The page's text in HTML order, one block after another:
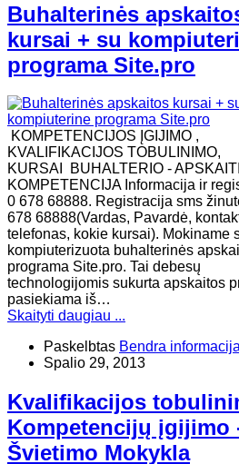
Buhalterinės
kursai + su
programa Site.pro
KOMPETENCIJOS ĮGIJIMO ,
KVALIFIKACIJOS TOBULINIMO,
KURSAI BUHALTERIO -
KOMPETENCIJA Informacija ir
0 678 68888. Registracija sms
678 68888(Vardas, Pavardė,
telefonas, kokie kursai). Mokiname
kompiuterizuota buhalterinės
programa Site.pro. Tai debesų
technologijomis sukurta apskaitos
pasiekiama iš…
Skaityti daugiau ...
Paskelbtas Bendra
Spalio 29, 2013
Kvalifikacijos
Kompetencijų įgijimo
Švietimo Mokykla